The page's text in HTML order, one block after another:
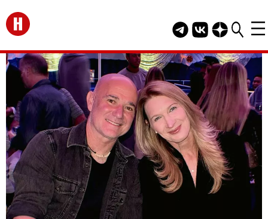
Перейти на главную
Telegram канал
Группа HELLO
Канал